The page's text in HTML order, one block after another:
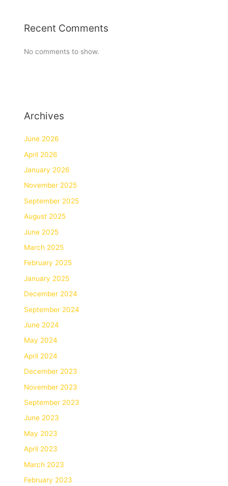
Recent Comments
No comments to show.
Archives
June 2026
April 2026
January 2026
November 2025
September 2025
August 2025
June 2025
March 2025
February 2025
January 2025
December 2024
September 2024
June 2024
May 2024
April 2024
December 2023
November 2023
September 2023
June 2023
May 2023
April 2023
March 2023
February 2023